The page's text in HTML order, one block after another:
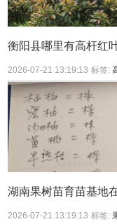
2026-07-21 13:19:13 标签:
湖南果树苗育苗基地
2026-07-21 13:19:13 标签: